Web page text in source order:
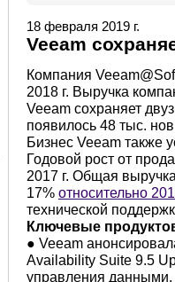
18 февраля 2019 г.
Veeam
Компания
2018 г. Выручка
Veeam сохраняет
появилось 48 тыс.
Бизнес Veeam также
Годовой рост от
2017 г. Общая
17% относительно
технической
Ключевые
● Veeam
Availability Suite 9.5
управления данными.